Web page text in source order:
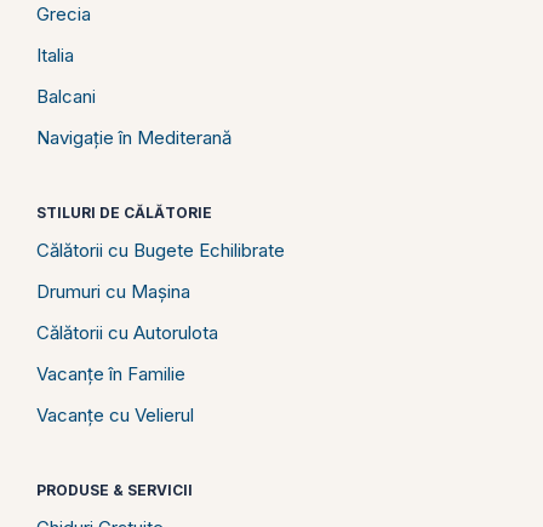
Grecia
Italia
Balcani
Navigație în Mediterană
STILURI DE CĂLĂTORIE
Călătorii cu Bugete Echilibrate
Drumuri cu Mașina
Călătorii cu Autorulota
Vacanțe în Familie
Vacanțe cu Velierul
PRODUSE & SERVICII